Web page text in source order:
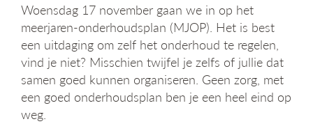
n
n
a
i
Woensdag 17 november gaan we in op het
meerjaren-onderhoudsplan (MJOP). Het is best
een uitdaging om zelf het onderhoud te regelen,
vind je niet? Misschien twijfel je zelfs of jullie dat
samen goed kunnen organiseren. Geen zorg, met
een goed onderhoudsplan ben je een heel eind op
weg.